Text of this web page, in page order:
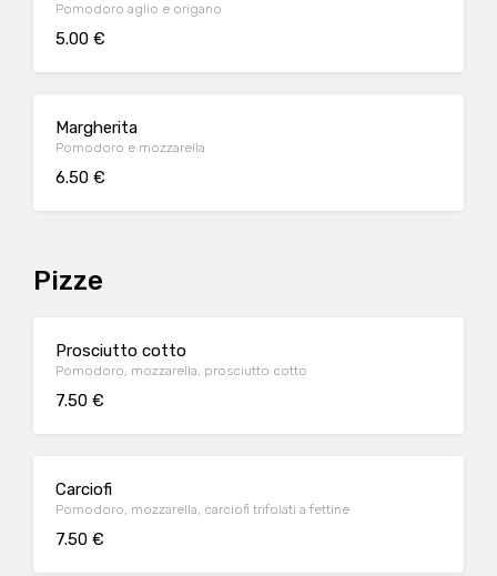
Pomodoro aglio e origano
5.00 €
Margherita
Pomodoro e mozzarella
6.50 €
Pizze
Prosciutto cotto
Pomodoro, mozzarella, prosciutto cotto
7.50 €
Carciofi
Pomodoro, mozzarella, carciofi trifolati a fettine
7.50 €